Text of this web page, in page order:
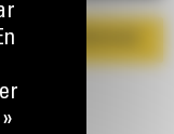
LA BROCHURE